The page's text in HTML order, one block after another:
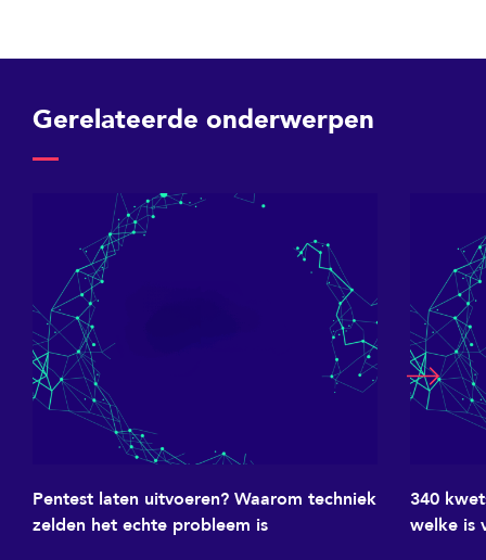
Gerelateerde onderwerpen
Pentest laten uitvoeren? Waarom techniek
zelden het echte probleem is
340
welke is